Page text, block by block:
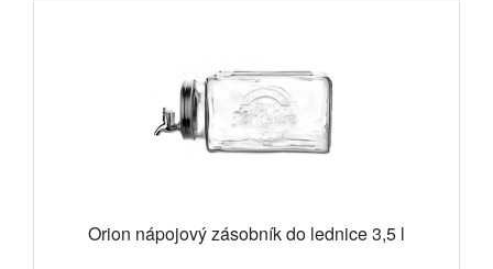
Orion nápojový zásobník do lednice 3,5 l